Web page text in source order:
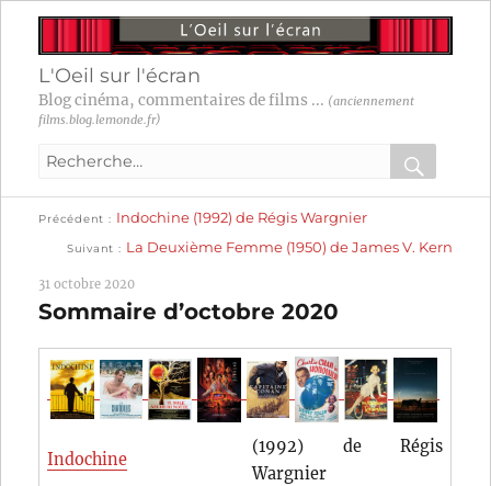
L'Oeil sur l'écran
Blog cinéma, commentaires de films ... (anciennement
films.blog.lemonde.fr)
Recherche
:
OK
Navigation
l’article
Précédent
précédente :
Indochine (1992) de Régis Wargnier
Suivant
suivante :
La Deuxième Femme (1950) de James V. Kern
31 octobre 2020
Sommaire d’octobre 2020
Indochine
(1992) de Régis
Wargnier